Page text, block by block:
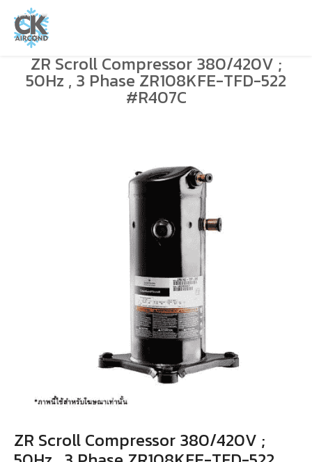
ZR Scroll Compressor 380/420V ;
50Hz , 3 Phase ZR108KFE-TFD-522
#R407C
ZR Scroll Compressor 380/420V ;